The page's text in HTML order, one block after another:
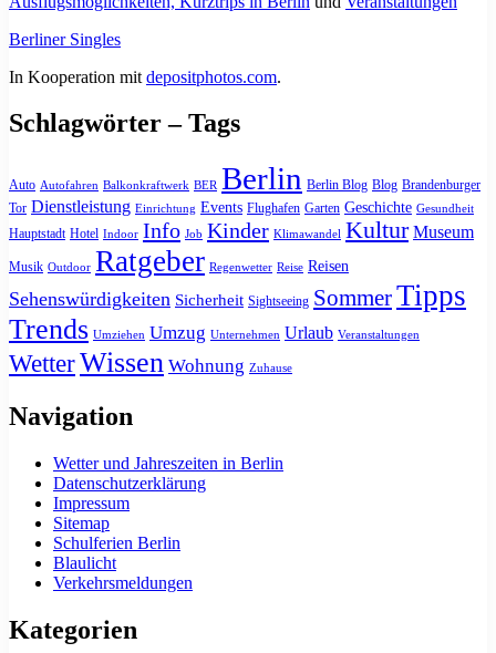
Berliner Singles
In Kooperation mit depositphotos.com.
Schlagwörter – Tags
Auto Autofahren Balkonkraftwerk BER Berlin Berlin Blog Blog Brandenburger
Tor Dienstleistung Einrichtung Events Flughafen Garten Geschichte Gesundheit
Hauptstadt Hotel Indoor Info Job Kinder Klimawandel Kultur Museum
Musik Outdoor Ratgeber Regenwetter Reise Reisen
Sehenswürdigkeiten Sicherheit Sightseeing SommerTipps
Trends Umziehen Umzug Unternehmen Urlaub Veranstaltungen
WetterWissen Wohnung Zuhause
Navigation
Wetter und Jahreszeiten in Berlin
Datenschutzerklärung
Impressum
Sitemap
Schulferien Berlin
Blaulicht
Verkehrsmeldungen
Kategorien